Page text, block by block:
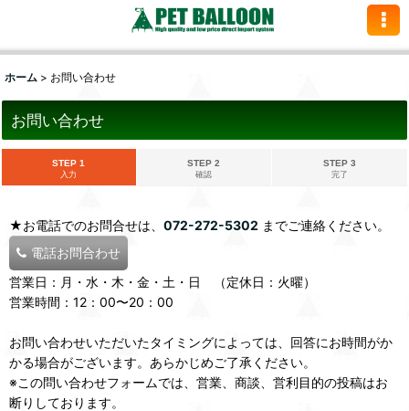
ホーム > お問い合わせ
お問い合わせ
STEP 1
入力
STEP 2
確認
STEP 3
完了
★お電話でのお問合せは、 072-272-5302 までご連絡ください。
電話お問合わせ
営業日：月・水・木・金・土・日 （定休日：火曜）
営業時間：12：00〜20：00
お問い合わせいただいたタイミングによっては、回答にお時間がか
かる場合がございます。あらかじめご了承ください。
※この問い合わせフォームでは、営業、商談、営利目的の投稿はお
断りしております。